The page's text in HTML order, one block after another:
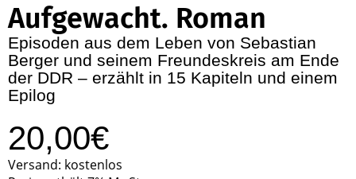
Aufgewacht. Roman
Episoden aus dem Leben von Sebastian
Berger und seinem Freundeskreis am Ende
der DDR – erzählt in 15 Kapiteln und einem
Epilog
20,00€
Versand: kostenlos